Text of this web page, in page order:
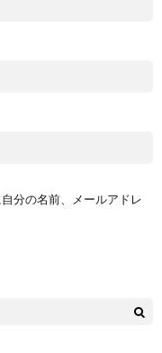
分の名前、メールアドレ